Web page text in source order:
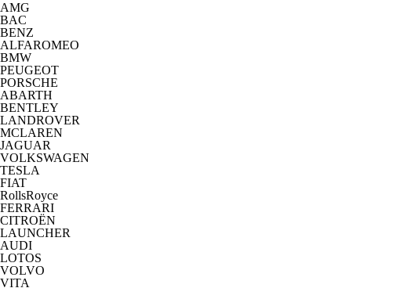
AMG
BAC
BENZ
ALFAROMEO
BMW
PEUGEOT
PORSCHE
ABARTH
BENTLEY
LANDROVER
MCLAREN
JAGUAR
VOLKSWAGEN
TESLA
FIAT
RollsRoyce
FERRARI
CITROËN
LAUNCHER
AUDI
LOTOS
VOLVO
VITA